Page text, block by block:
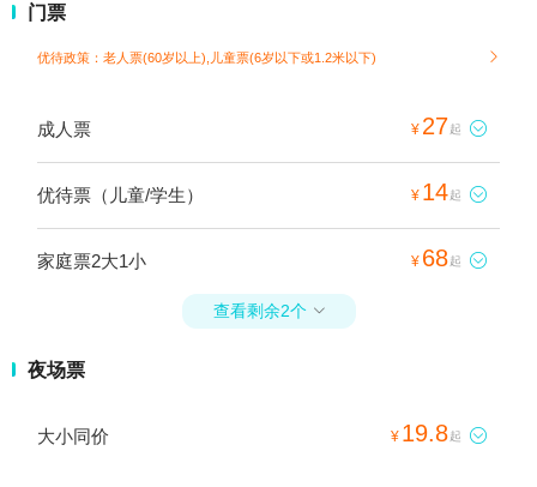
门票
优待政策：老人票(60岁以上),儿童票(6岁以下或1.2米以下) 
成人票 ¥ 27起 
优待票（儿童/学生） ¥ 14起 
家庭票2大1小 ¥ 68起 
查看剩余2个 
夜场票
大小同价 ¥ 19.8起 